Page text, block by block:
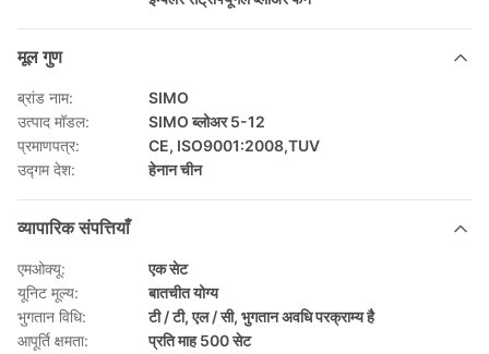
मूल गुण
ब्रांड नाम:
SIMO
उत्पाद मॉडल:
SIMO ब्लोअर 5-12
प्रमाणपत्र:
CE, ISO9001:2008,TUV
उद्गम देश:
हेनान चीन
व्यापारिक संपत्तियाँ
एमओक्यू:
एक सेट
यूनिट मूल्य:
बातचीत योग्य
भुगतान विधि:
टी / टी, एल / सी, भुगतान अवधि परक्राम्य है
आपूर्ति क्षमता:
प्रति माह 500 सेट